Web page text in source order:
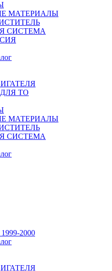
МАТЕРИАЛЫ
СИСТЕМА
ТО
МАТЕРИАЛЫ
СИСТЕМА
2000